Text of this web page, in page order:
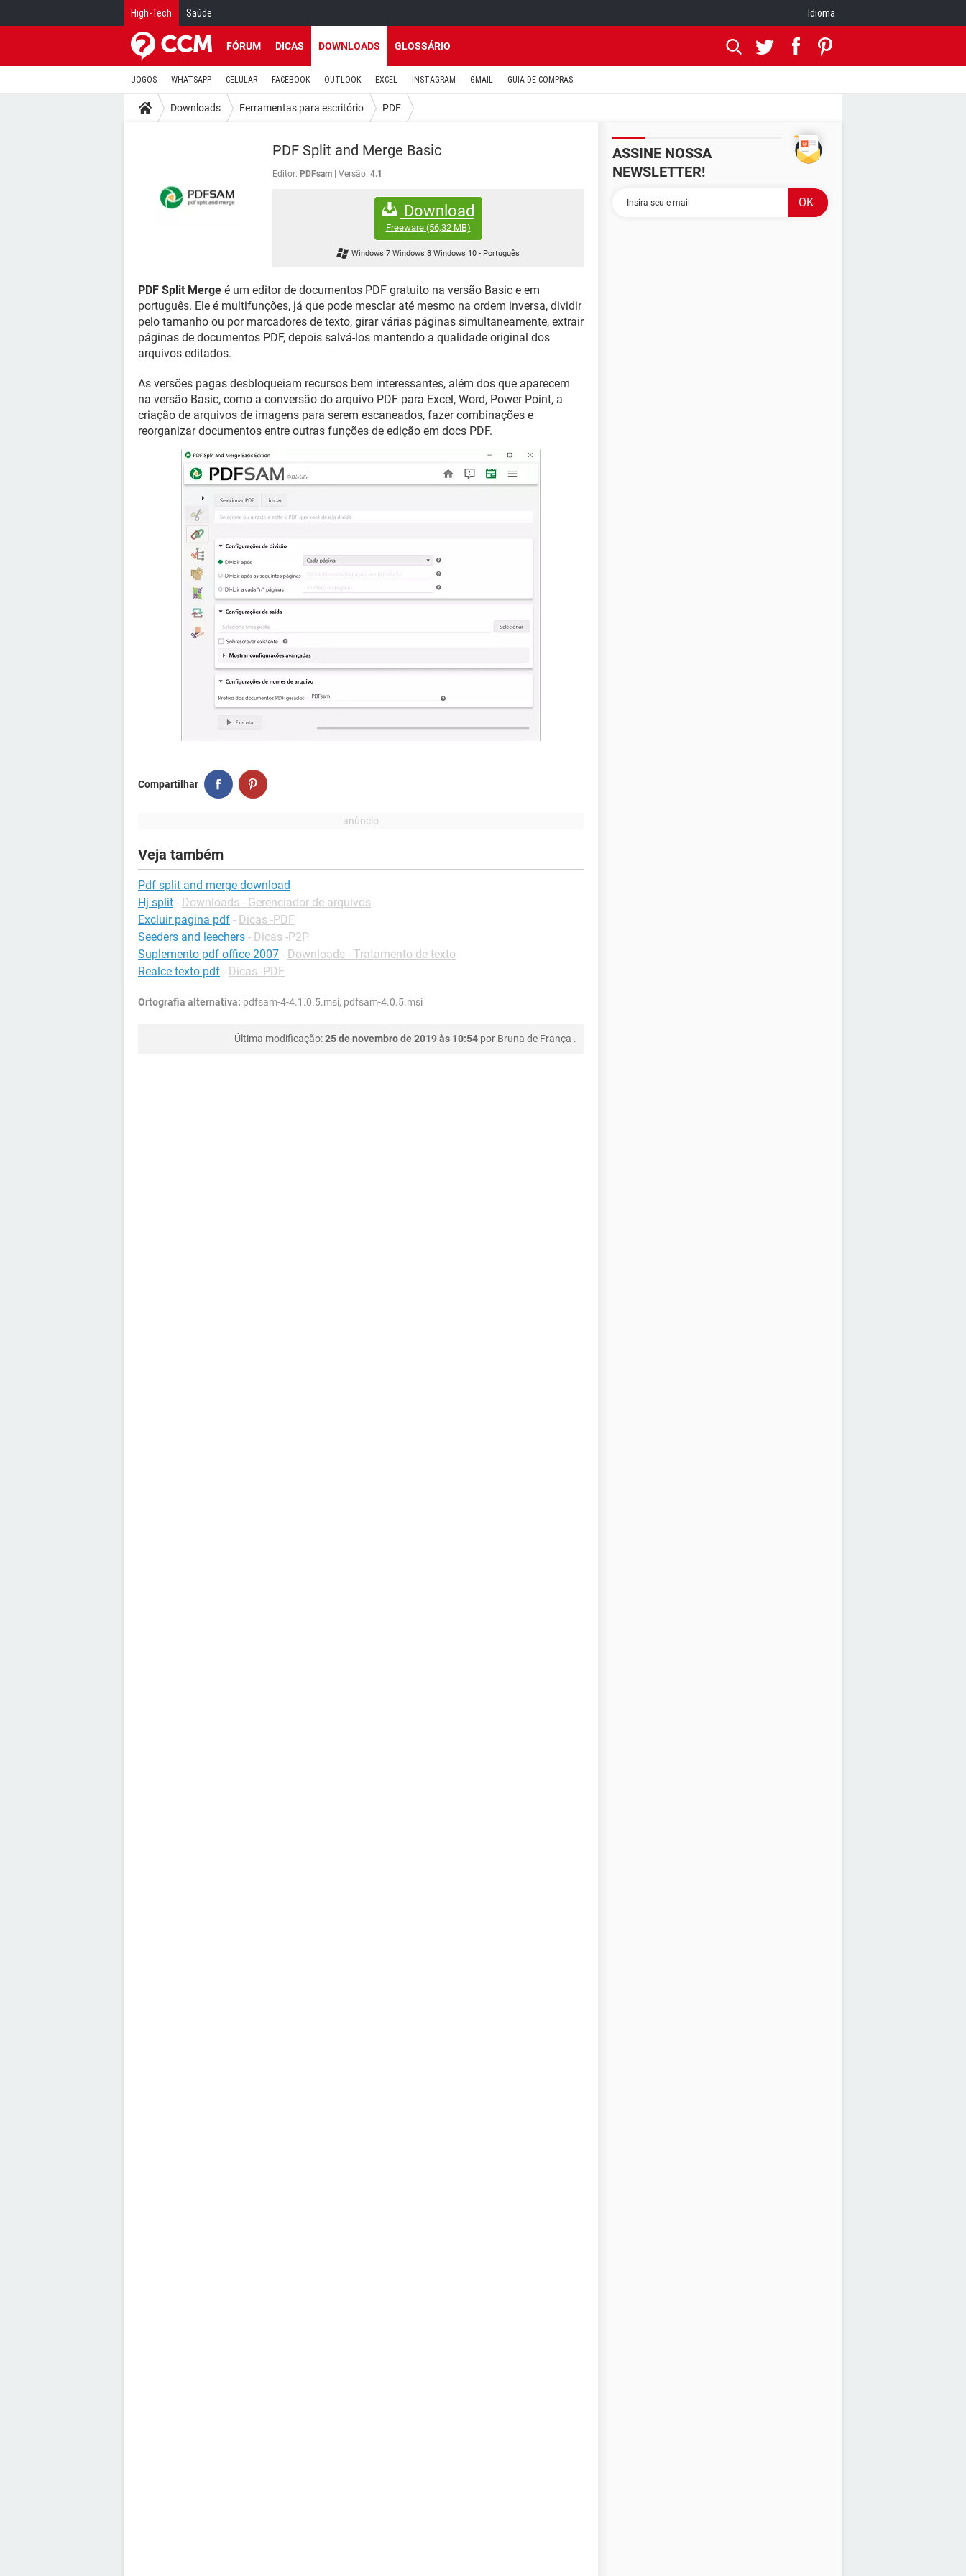
High-Tech Saúde Idioma
FÓRUM DICAS DOWNLOADS GLOSSÁRIO
JOGOS WHATSAPP CELULAR FACEBOOK OUTLOOK EXCEL INSTAGRAM GMAIL GUIA DE COMPRAS
Downloads Ferramentas para escritório PDF
PDF Split and Merge Basic
Editor: PDFsam Versão: 4.1
Download
Freeware(56,32 MB)
Windows 7 Windows 8 Windows 10 - Português
PDF Split Merge é um editor de documentos PDF gratuito na versão Basic e em
português. Ele é multifunções, já que pode mesclar até mesmo na ordem inversa, dividir
pelo tamanho ou por marcadores de texto, girar várias páginas simultaneamente, extrair
páginas de documentos PDF, depois salvá-los mantendo a qualidade original dos
arquivos editados.
As versões pagas desbloqueiam recursos bem interessantes, além dos que aparecem
na versão Basic, como a conversão do arquivo PDF para Excel, Word, Power Point, a
criação de arquivos de imagens para serem escaneados, fazer combinações e
reorganizar documentos entre outras funções de edição em docs PDF.
Compartilhar
Veja também
Pdf split and merge download
Hj split - Downloads - Gerenciador de arquivos
Excluir pagina pdf - Dicas -PDF
Seeders and leechers - Dicas -P2P
Suplemento pdf office 2007 - Downloads - Tratamento de texto
Realce texto pdf - Dicas -PDF
Ortografia alternativa: pdfsam-4-4.1.0.5.msi, pdfsam-4.0.5.msi
Última modificação:25 de novembro de 2019 às 10:54 por Bruna de França .
ASSINE NOSSA
NEWSLETTER!